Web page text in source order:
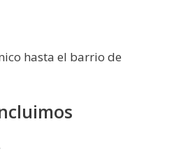
hasta el barrio de